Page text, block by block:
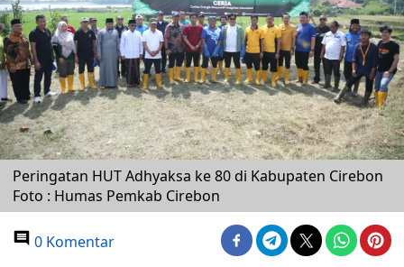
Peringatan HUT Adhyaksa ke 80 di Kabupaten Cirebon
Foto : Humas Pemkab Cirebon
0 Komentar